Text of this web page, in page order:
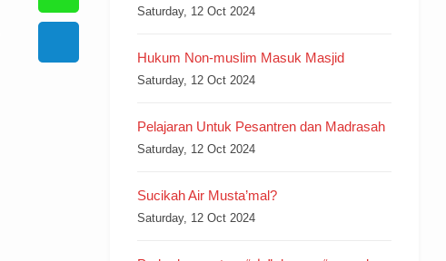
Saturday, 12 Oct 2024
Hukum Non-muslim Masuk Masjid
Saturday, 12 Oct 2024
Pelajaran Untuk Pesantren dan Madrasah
Saturday, 12 Oct 2024
Sucikah Air Musta’mal?
Saturday, 12 Oct 2024